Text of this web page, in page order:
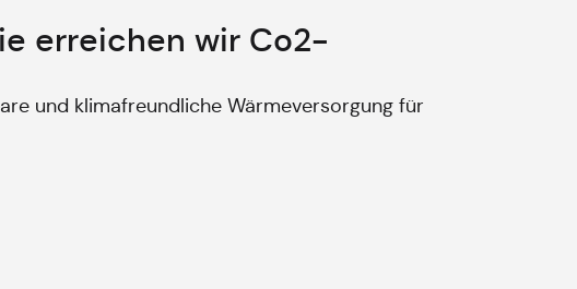
erreichen wir Co2-
und klimafreundliche Wärmeversorgung für